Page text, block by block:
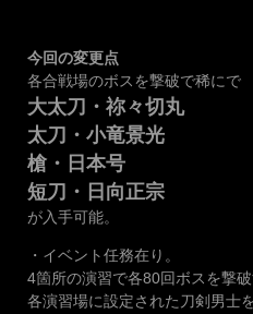
今回の変更点
各合戦場のボスを撃破で稀にで
大太刀・祢々切丸
太刀・小竜景光
槍・日本号
短刀・日向正宗
が入手可能。
・イベント任務在り。
4箇所の演習で各80回ボスを撃
各演習場に設定された刀剣男士